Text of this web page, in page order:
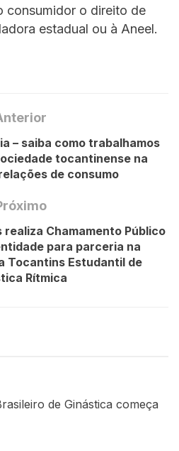
consumidor o direito de
estadual ou à Aneel.
– saiba como trabalhamos
tocantinense na
de consumo
Chamamento Público
para parceria na
Tocantins Estudantil de
Rítmica
de Ginástica começa